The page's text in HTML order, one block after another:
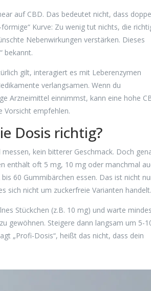
auf CBD. Das bedeutet nicht, dass
Kurve: Zu wenig tut nichts, die
Nebenwirkungen verstärken. Dieses
bekannt.
gilt, interagiert es mit Leberenzymen
verlangsamen. Wenn du
Arzneimittel einnimmst, kann eine hohe
Vorsicht empfehlen.
Dosis richtig?
kein bitterer Geschmack. Doch
enthält oft 5 mg, 10 mg oder manchmal
60 Gummibärchen essen. Das ist nicht
sich nicht um zuckerfreie Varianten handelt.
Stückchen (z.B. 10 mg) und warte
gewöhnen. Steigere dann langsam um 5-
„Profi-Dosis“, heißt das nicht, dass dein